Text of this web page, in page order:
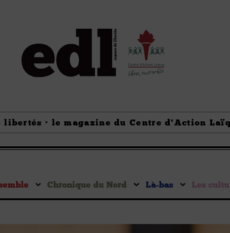
libertés · le magazine du Centre d'Action
Chronique du Nord Là-bas Les